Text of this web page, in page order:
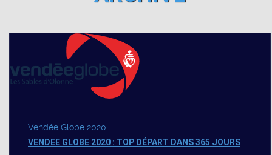
Vendée Globe 2020
VENDEE GLOBE 2020 : TOP DÉPART DANS 365 JOURS